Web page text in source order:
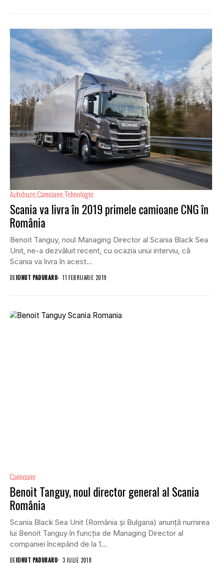
Autobuze CamioaneTehnologie
Scania va livra în 2019 primele camioane CNG în
România
Benoit Tanguy, noul Managing Director al Scania Black Sea
Unit, ne-a dezvăluit recent, cu ocazia unui interviu, că
Scania va livra în acest...
DEIONUT PADURARU 11 FEBRUARIE 2019
Camioane
Benoit Tanguy, noul director general al Scania
România
Scania Black Sea Unit (România și Bulgaria) anunță numirea
lui Benoit Tanguy în funcția de Managing Director al
companiei începând de la 1...
DEIONUT PADURARU 3 IULIE 2018